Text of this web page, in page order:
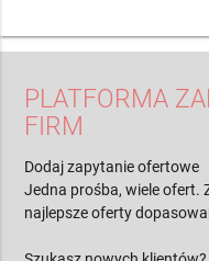
PLATFORMA
FIRM
Dodaj zapytanie ofertowe
Jedna prośba, wiele ofert.
najlepsze oferty